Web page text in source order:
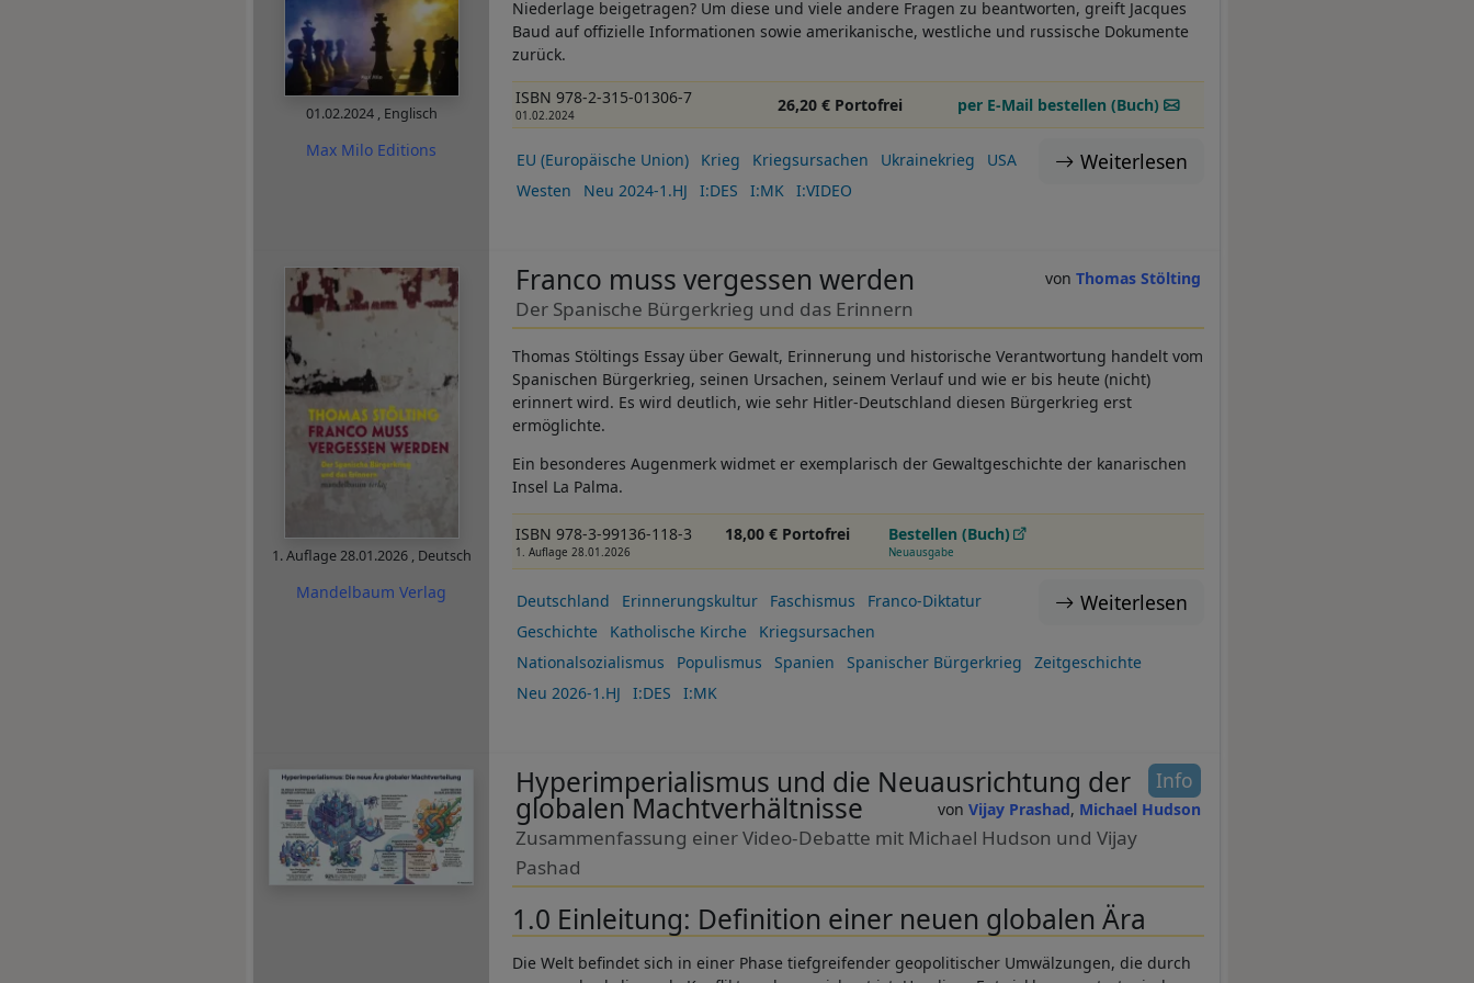
01.02.2024 , Englisch
Max Milo Editions
Niederlage beigetragen? Um diese und viele andere Fragen zu beantworten, greift Jacques
Baud auf offizielle Informationen sowie amerikanische, westliche und russische Dokumente
zurück.
ISBN 978-2-315-01306-7
01.02.2024
26,20 € Portofrei per E-Mail bestellen (Buch)
Weiterlesen
EU (Europäische Union) Krieg Kriegsursachen Ukrainekrieg
USA
Westen
Neu 2024-1.HJ I:DES I:MK I:VIDEO
1. Auflage28.01.2026 , Deutsch
Mandelbaum Verlag
Thomas Stölting
Franco muss vergessen werden
Der Spanische Bürgerkrieg und das Erinnern
Thomas Stöltings Essay über Gewalt, Erinnerung und historische Verantwortung handelt vom
Spanischen Bürgerkrieg, seinen Ursachen, seinem Verlauf und wie er bis heute (nicht)
erinnert wird. Es wird deutlich, wie sehr Hitler-Deutschland diesen Bürgerkrieg erst
ermöglichte.
Ein besonderes Augenmerk widmet er exemplarisch der Gewaltgeschichte der kanarischen
Insel La Palma.
ISBN 978-3-99136-118-3
1. Auflage 28.01.2026
18,00 € Portofrei Bestellen (Buch)
Neuausgabe
Weiterlesen
Deutschland Erinnerungskultur Faschismus
Franco-Diktatur
Geschichte
Katholische Kirche
Kriegsursachen
Nationalsozialismus
Populismus Spanien Spanischer Bürgerkrieg
Zeitgeschichte
Neu 2026-1.HJ
I:DES I:MK
Info
Vijay Prashad Michael Hudson
Hyperimperialismus und die Neuausrichtung der
globalen Machtverhältnisse
Zusammenfassung einer Video-Debatte mit Michael Hudson und Vijay
Pashad
1.0 Einleitung: Definition einer neuen globalen Ära
Die Welt befindet sich in einer Phase tiefgreifender geopolitischer Umwälzungen, die durch